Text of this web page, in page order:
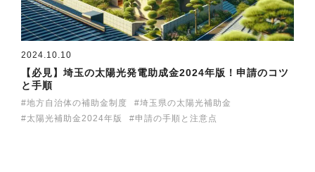
2024.10.10
【必見】埼玉の太陽光発電助成金2024年版！申請のコツ
と手順
地方自治体の補助金制度
埼玉県の太陽光補助金
太陽光補助金2024年版
申請の手順と注意点